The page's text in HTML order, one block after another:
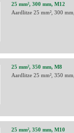
25 mm², 300 mm, M12
Aardlitze 25 mm², 300
25 mm², 350 mm, M8
Aardlitze 25 mm², 350
25 mm², 350 mm, M10